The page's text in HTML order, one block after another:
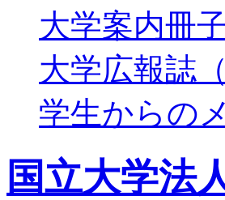
大学案内冊
大学広報誌
学生からの
国立大学法